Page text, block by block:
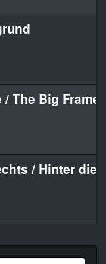
The Big Frame
/ Hinter